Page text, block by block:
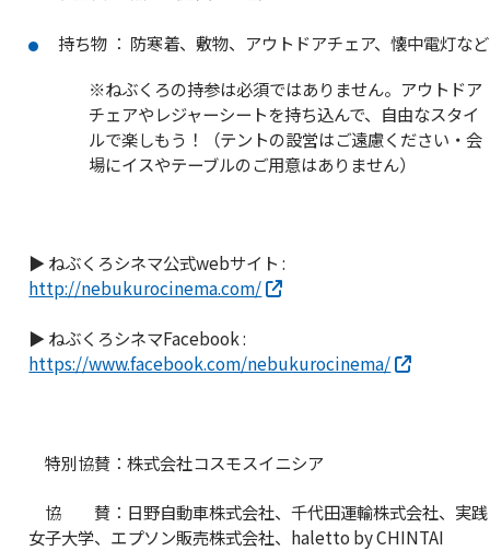
持ち物 ： 防寒着、敷物、アウトドアチェア、懐中電灯など
※ねぶくろの持参は必須ではありません。アウトドア
チェアやレジャーシートを持ち込んで、自由なスタイ
ルで楽しもう！（テントの設営はご遠慮ください・会
場にイスやテーブルのご用意はありません）
▶ ねぶくろシネマ公式webサイト :
http://nebukurocinema.com/
▶ ねぶくろシネマFacebook :
https://www.facebook.com/nebukurocinema/
特別協賛：株式会社コスモスイニシア
協 賛：日野自動車株式会社、千代田運輸株式会社、実践
女子大学、エプソン販売株式会社、haletto by CHINTAI